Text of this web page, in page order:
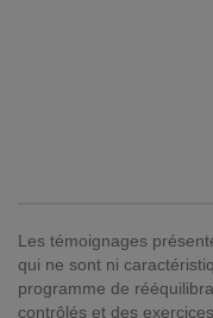
Les témoignages
qui ne sont ni
programme de
contrôlés et des